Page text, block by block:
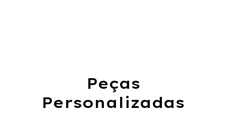
Peças
Personalizadas